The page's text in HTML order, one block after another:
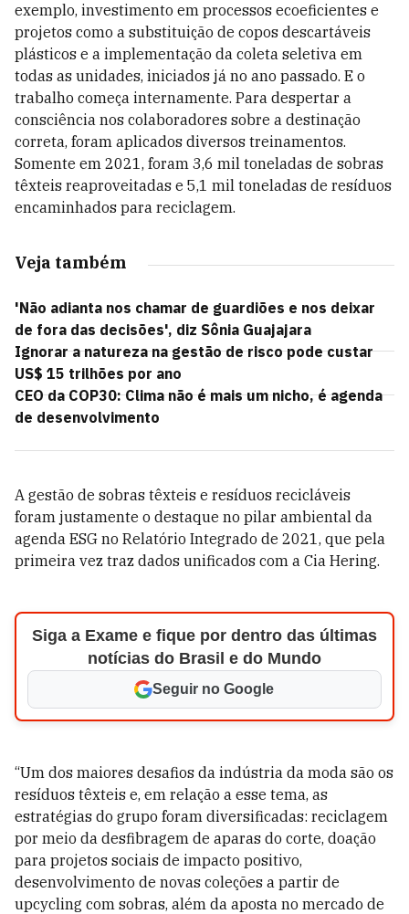
exemplo, investimento em processos ecoeficientes e
projetos como a substituição de copos descartáveis
plásticos e a implementação da coleta seletiva em
todas as unidades, iniciados já no ano passado. E o
trabalho começa internamente. Para despertar a
consciência nos colaboradores sobre a destinação
correta, foram aplicados diversos treinamentos.
Somente em 2021, foram 3,6 mil toneladas de sobras
têxteis reaproveitadas e 5,1 mil toneladas de resíduos
encaminhados para reciclagem.
Veja também
'Não adianta nos chamar de guardiões e nos deixar
de fora das decisões', diz Sônia Guajajara
Ignorar a natureza na gestão de risco pode custar
US$ 15 trilhões por ano
CEO da COP30: Clima não é mais um nicho, é agenda
de desenvolvimento
A gestão de sobras têxteis e resíduos recicláveis
foram justamente o destaque no pilar ambiental da
agenda ESG no Relatório Integrado de 2021, que pela
primeira vez traz dados unificados com a Cia Hering.
Siga a Exame e fique por dentro das últimas
notícias do Brasil e do Mundo
Seguir no Google
“Um dos maiores desafios da indústria da moda são os
resíduos têxteis e, em relação a esse tema, as
estratégias do grupo foram diversificadas: reciclagem
por meio da desfibragem de aparas do corte, doação
para projetos sociais de impacto positivo,
desenvolvimento de novas coleções a partir de
upcycling com sobras, além da aposta no mercado de